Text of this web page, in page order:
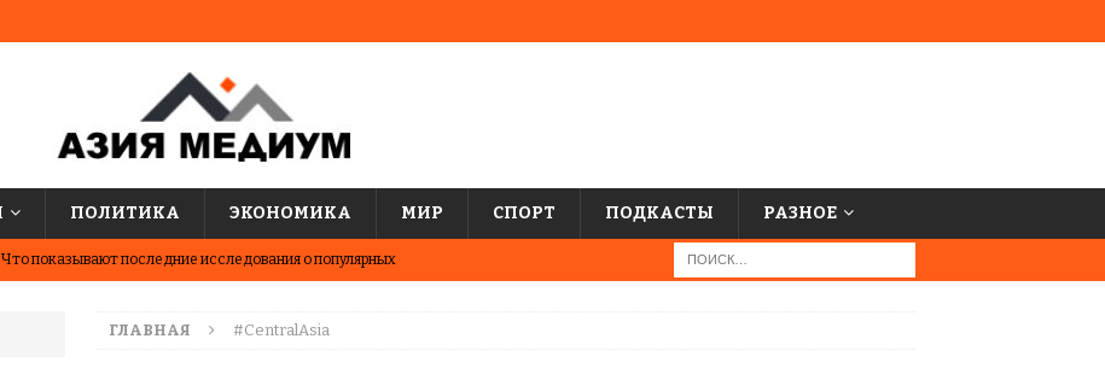
ПОЛИТИКА ЭКОНОМИКА МИР СПОРТ ПОДКАСТЫ РАЗНОЕ
показывают последние исследования о популярных
ГЛАВНАЯ #CentralAsia